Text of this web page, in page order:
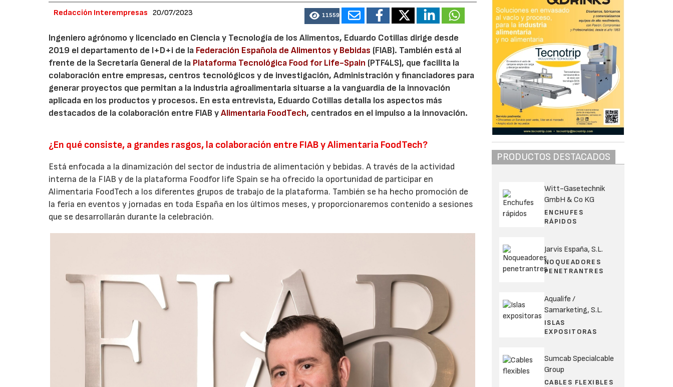
Redacción Interempresas 20/07/2023 11559
Ingeniero agrónomo y licenciado en Ciencia y Tecnología de los Alimentos, Eduardo Cotillas dirige desde
2019 el departamento de I+D+i de la Federación Española de Alimentos y Bebidas (FIAB). También está al
frente de la Secretaría General de la Plataforma Tecnológica Food for Life-Spain (PTF4LS), que facilita la
colaboración entre empresas, centros tecnológicos y de investigación, Administración y financiadores para
generar proyectos que permitan a la industria agroalimentaria situarse a la vanguardia de la innovación
aplicada en los productos y procesos. En esta entrevista, Eduardo Cotillas detalla los aspectos más
destacados de la colaboración entre FIAB yAlimentaria FoodTech, centrados en el impulso a la innovación.
¿En qué consiste, a grandes rasgos, la colaboración entre FIAB y Alimentaria FoodTech?
Está enfocada a la dinamización del sector de industria de alimentación y bebidas. A través de la actividad
interna de la FIAB y de la plataforma Foodfor life Spain se ha ofrecido la oportunidad de participar en
Alimentaria FoodTech a los diferentes grupos de trabajo de la plataforma. También se ha hecho promoción de
la feria en eventos y jornadas en toda España en los últimos meses, y proporcionaremos contenido a sesiones
que se desarrollarán durante la celebración.
PRODUCTOS DESTACADOS
Witt-Gasetechnik
GmbH & Co KG
ENCHUFES
RÁPIDOS
Jarvis España, S.L.
NOQUEADORES
PENETRANTRES
Aqualife /
Samarketing, S.L.
ISLAS
EXPOSITORAS
Sumcab Specialcable
Group
CABLES FLEXIBLES